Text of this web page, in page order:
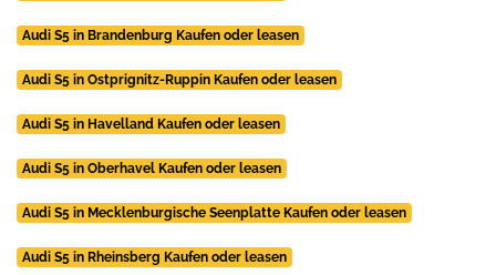
Audi S5 in Brandenburg Kaufen oder leasen
Audi S5 in Ostprignitz-Ruppin Kaufen oder leasen
Audi S5 in Havelland Kaufen oder leasen
Audi S5 in Oberhavel Kaufen oder leasen
Audi S5 in Mecklenburgische Seenplatte Kaufen oder leasen
Audi S5 in Rheinsberg Kaufen oder leasen